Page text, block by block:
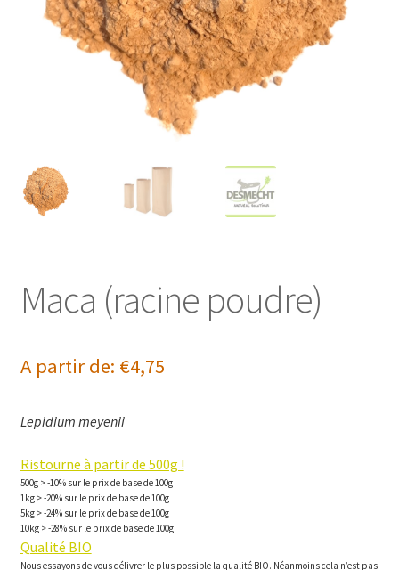
Maca (racine poudre)
A partir de: €4,75
Lepidium meyenii
Ristourne à partir de 500g !
500g > -10% sur le prix de base de 100g
1kg > -20% sur le prix de base de 100g
5kg > -24% sur le prix de base de 100g
10kg > -28% sur le prix de base de 100g
Qualité BIO
Nous essayons de vous délivrer le plus possible la qualité BIO. Néanmoins cela n’est pas